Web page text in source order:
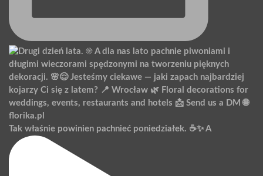
Tak właśnie powinien pachnieć poniedziałek. ☕️✨ A